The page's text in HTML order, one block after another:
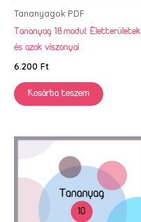
Tananyagok PDF
Tananyag 18.modul: Életterületek
és azok viszonyai
6.200 Ft
Kosárba teszem